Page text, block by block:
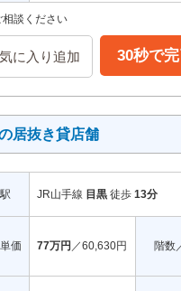
談ください
に入り追加 30秒で
居抜き貸店舗
JR山手線 目黒 徒歩 13分
価 77万円 ／60,630円 階数